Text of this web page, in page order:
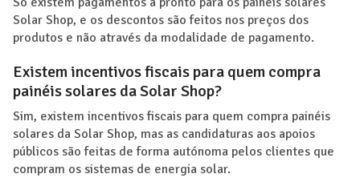
Solar Shop, e os descontos são feitos nos preços dos
produtos e não através da modalidade de pagamento.
Existem incentivos fiscais para quem compra
painéis solares da Solar Shop?
Sim, existem incentivos fiscais para quem compra painéis
solares da Solar Shop, mas as candidaturas aos apoios
públicos são feitas de forma autónoma pelos clientes que
compram os sistemas de energia solar.